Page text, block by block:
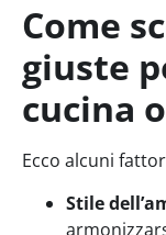
Come
giuste
cucina
Ecco alcuni
Stile